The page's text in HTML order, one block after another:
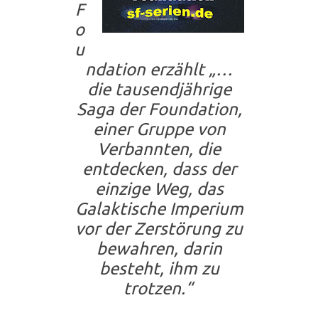
F
o
u
ndation erzählt „…
die tausendjährige
Saga der Foundation,
einer Gruppe von
Verbannten, die
entdecken, dass der
einzige Weg, das
Galaktische Imperium
vor der Zerstörung zu
bewahren, darin
besteht, ihm zu
trotzen.“